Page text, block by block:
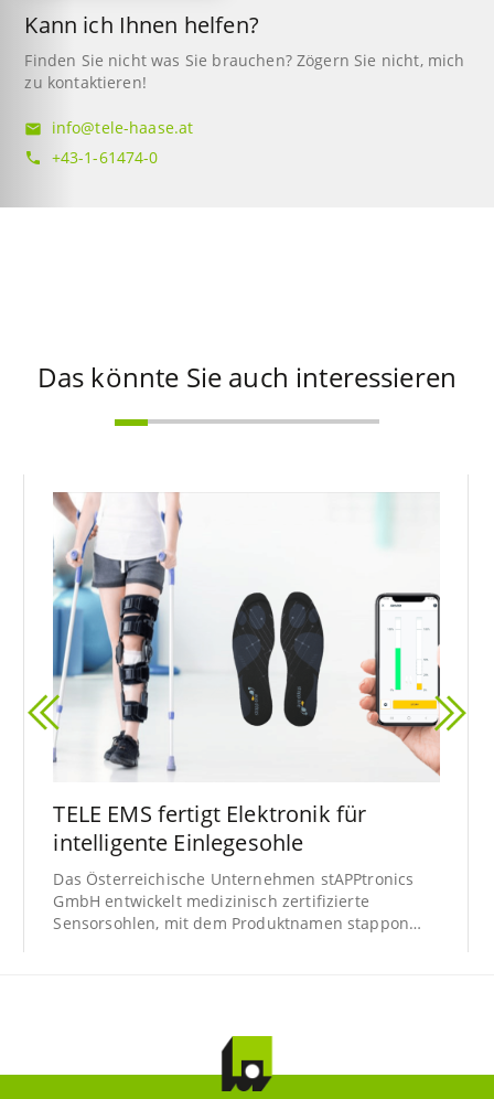
Kann ich Ihnen helfen?
Finden Sie nicht was Sie brauchen? Zögern Sie nicht, mich
zu kontaktieren!
mail info@tele-haase.at
phone +43-1-61474-0
Das könnte Sie auch interessieren
TELE EMS fertigt Elektronik für
intelligente Einlegesohle
Das Österreichische Unternehmen stAPPtronics
GmbH entwickelt medizinisch zertifizierte
Sensorsohlen, mit dem Produktnamen stappone,